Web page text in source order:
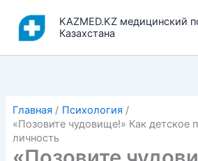
содержимому
KAZMED.KZ медицинский
Казахстана
Главная
Психология
«Позовите чудовище!» Как детское
личность